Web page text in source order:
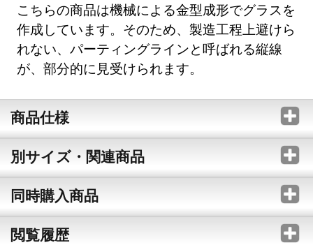
こちらの商品は機械による金型成形でグラスを
作成しています。そのため、製造工程上避けら
れない、パーティングラインと呼ばれる縦線
が、部分的に見受けられます。
商品仕様
別サイズ・関連商品
同時購入商品
閲覧履歴